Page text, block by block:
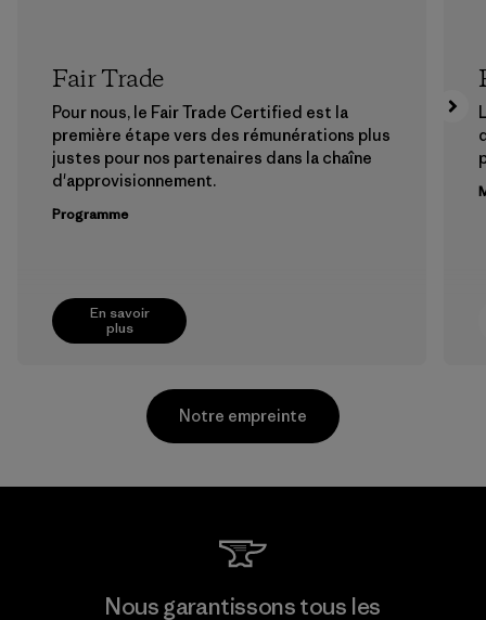
En savoir
plus
Fair Trade
Pour nous, le Fair Trade Certified est la
première étape vers des rémunérations plus
justes pour nos partenaires dans la chaîne
d'approvisionnement.
Programme
MAS Arya 2
Notre empreinte
Nous garantissons tous les